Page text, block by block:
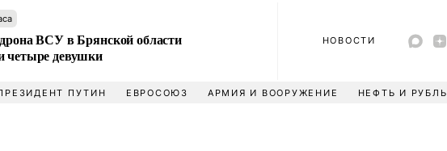
ВСУ в Брянской области
четыре девушки
НОВОСТИ
ПУТИН ЕВРОСОЮЗ АРМИЯ И ВООРУЖЕНИЕ НЕФТЬ И РУБЛЬ